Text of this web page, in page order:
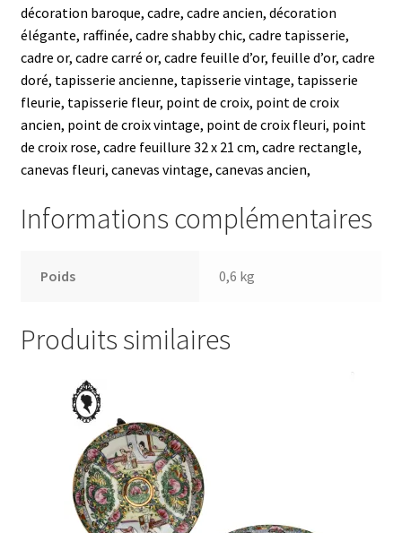
décoration baroque, cadre, cadre ancien, décoration
élégante, raffinée, cadre shabby chic, cadre tapisserie,
cadre or, cadre carré or, cadre feuille d’or, feuille d’or, cadre
doré, tapisserie ancienne, tapisserie vintage, tapisserie
fleurie, tapisserie fleur, point de croix, point de croix
ancien, point de croix vintage, point de croix fleuri, point
de croix rose, cadre feuillure 32 x 21 cm, cadre rectangle,
canevas fleuri, canevas vintage, canevas ancien,
Informations complémentaires
Poids 0,6 kg
Produits similaires